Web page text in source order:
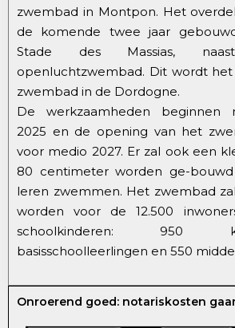
zwembad in Montpon. Het
de komende twee jaar
Stade des Massias,
openluchtzwembad. Dit wordt
zwembad in de Dordogne.
De werkzaamheden beginnen
2025 en de opening van het
voor medio 2027. Er zal ook een
80 centimeter worden ge-
leren zwemmen. Het zwembad
worden voor de 12.500
schoolkinderen: 950
basisschoolleerlingen en 550
Onroerend goed: notariskosten